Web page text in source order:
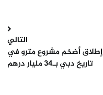
التالي
إطلاق أضخم مشروع مترو في
تاريخ دبي بـ34 مليار درهم